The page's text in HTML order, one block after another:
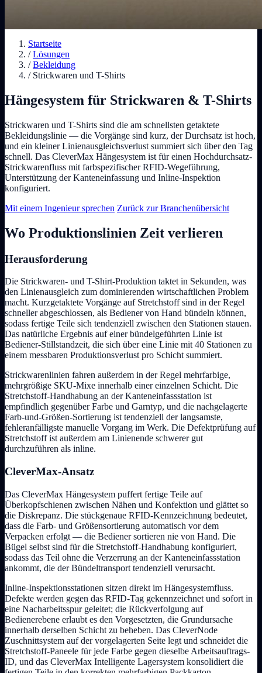
Startseite
/ Lösungen
/ Bekleidung
/ Strickwaren und T-Shirts
Hängesystem für Strickwaren & T-Shirts
Strickwaren und T-Shirts sind die am schnellsten getaktete
Bekleidungslinie — die Vorgänge sind kurz, der Durchsatz ist hoch,
und ein kleiner Linienausgleichsverlust summiert sich über den Tag
schnell. Das CleverMax Hängesystem ist für einen Hochdurchsatz-
Strickwarenfluss mit farbspezifischer RFID-Wegeführung,
Unterstützung der Kanteneinfassung und Inline-Inspektion
konfiguriert.
Mit einem Ingenieur sprechen Zurück zur Branchenübersicht
Wo Produktionslinien Zeit verlieren
Herausforderung
Die Strickwaren- und T-Shirt-Produktion taktet in Sekunden, was
den Linienausgleich zum dominierenden wirtschaftlichen Problem
macht. Kurzgetaktete Vorgänge auf Stretchstoff sind in der Regel
schneller abgeschlossen, als Bediener von Hand bündeln können,
sodass fertige Teile sich tendenziell zwischen den Stationen stauen.
Das natürliche Ergebnis auf einer bündelgeführten Linie ist
Bediener-Stillstandzeit, die sich über eine Linie mit 40 Stationen zu
einem messbaren Produktionsverlust pro Schicht summiert.
Strickwarenlinien fahren außerdem in der Regel mehrfarbige,
mehrgrößige SKU-Mixe innerhalb einer einzelnen Schicht. Die
Stretchstoff-Handhabung an der Kanteneinfassstation ist
empfindlich gegenüber Farbe und Garntyp, und die nachgelagerte
Farb-und-Größen-Sortierung ist tendenziell der langsamste,
fehleranfälligste manuelle Vorgang im Werk. Die Defektprüfung auf
Stretchstoff ist außerdem am Linienende schwerer gut
durchzuführen als inline.
CleverMax-Ansatz
Das CleverMax Hängesystem puffert fertige Teile auf
Überkopfschienen zwischen Nähen und Konfektion und glättet so
die Diskrepanz. Die stückgenaue RFID-Kennzeichnung bedeutet,
dass die Farb- und Größensortierung automatisch vor dem
Verpacken erfolgt — die Bediener sortieren nie von Hand. Die
Bügel selbst sind für die Stretchstoff-Handhabung konfiguriert,
sodass das Teil ohne die Verzerrung an der Kanteneinfassstation
ankommt, die der Bündeltransport tendenziell verursacht.
Inline-Inspektionsstationen sitzen direkt im Hängesystemfluss.
Defekte werden gegen das RFID-Tag gekennzeichnet und sofort in
eine Nacharbeitsspur geleitet; die Rückverfolgung auf
Bedienerebene erlaubt es den Vorgesetzten, die Grundursache
innerhalb derselben Schicht zu beheben. Das CleverNode
Zuschnittsystem auf der vorgelagerten Seite legt und schneidet die
Stretchstoff-Paneele für jede Farbe gegen dieselbe Arbeitsauftrags-
ID, und das CleverMax Intelligente Lagersystem konsolidiert die